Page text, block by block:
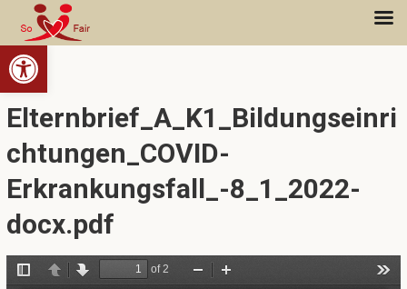
Open toolbar
Elternbrief_A_K1_Bildungseinri
chtungen_COVID-
Erkrankungsfall_-8_1_2022-
docx.pdf